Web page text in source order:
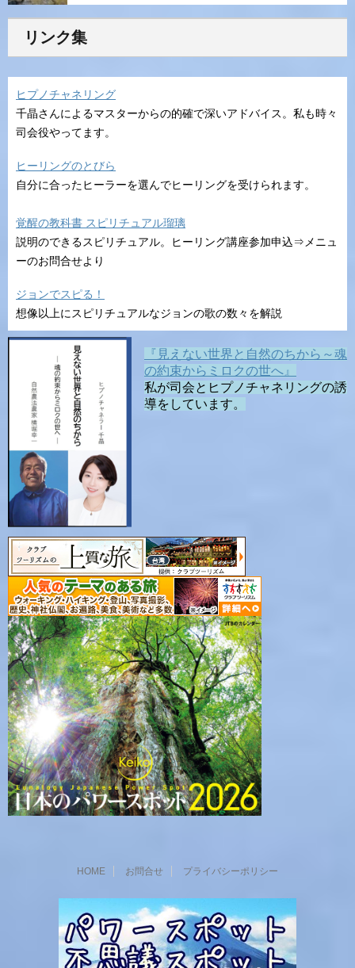
リンク集
ヒプノチャネリング
千晶さんによるマスターからの的確で深いアドバイス。私も時々
司会役やってます。
ヒーリングのとびら
自分に合ったヒーラーを選んでヒーリングを受けられます。
覚醒の教科書 スピリチュアル瑠璃
説明のできるスピリチュアル。ヒーリング講座参加申込⇒メニュ
ーのお問合せより
ジョンでスピる！
想像以上にスピリチュアルなジョンの歌の数々を解説
『見えない世界と自然のちから～魂
の約束からミロクの世へ』
私が司会とヒプノチャネリングの誘
導をしています。
HOME お問合せ プライバシーポリシー